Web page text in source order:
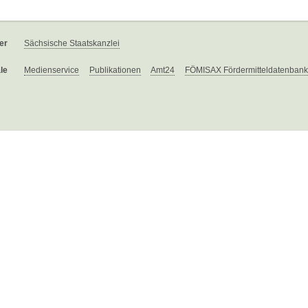
Sächsische Staatskanzlei
Medienservice Publikationen Amt24 FÖMISAX Fördermitteldatenbank